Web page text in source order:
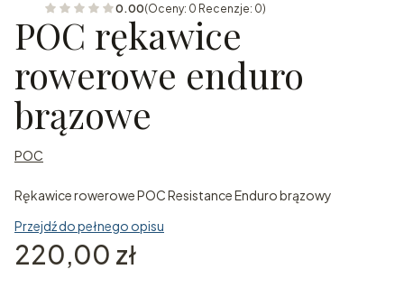
0.00(Oceny: 0 Recenzje: 0)
POC rękawice
rowerowe enduro
brązowe
POC
Rękawice rowerowe POC Resistance Enduro brązowy
Przejdź do pełnego opisu
Cena
220,00 zł